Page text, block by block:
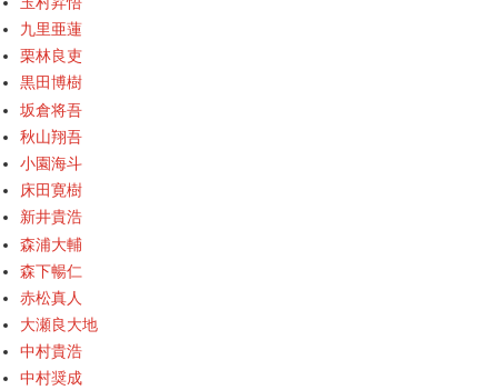
九里亜蓮
栗林良吏
黒田博樹
坂倉将吾
秋山翔吾
小園海斗
床田寛樹
新井貴浩
森浦大輔
森下暢仁
赤松真人
大瀬良大地
中村貴浩
中村奨成